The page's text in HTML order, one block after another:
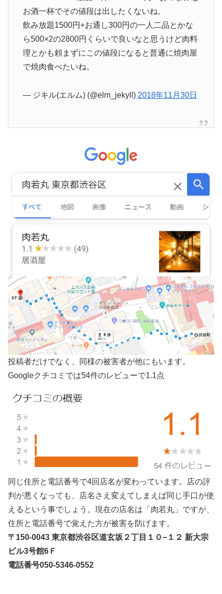
お酒一杯でその値段は出したくないね。
飲み放題1500円+お通し300円の一人二品とかな
ら500×2の2800円くらいで良いなと思うけど肉料
理とかも頼まずにこの値段になると普通に焼肉屋
で焼肉食べたいね。
— ジキル(エルム) (@elm_jekyll) 2018年11月30日
投稿者だけでなく、同様の被害者が他にもいます。
Googleクチコミでは54件のレビューで1.1点
同じ住所と電話番号で4回店名が変わっています。店の評
判が悪くなっても、店名さえ変えてしまえば同じ手口が使
えるという事でしょう。現在の店名は「肉若丸」ですが、
住所と電話番号で覚えた方が被害を防げます。
〒150-0043 東京都渋谷区道玄坂２丁目１０−１２ 新大宗
ビル3号館6Ｆ
電話番号050-5346-0552